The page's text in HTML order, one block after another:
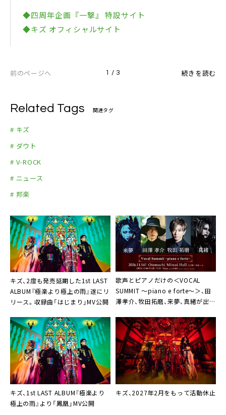
◆四周年企画『一撃』 特設サイト
◆キズ オフィシャルサイト
前のページへ 1 / 3 続きを読む
Related Tags 関連タグ
# キズ
# ダウト
# V-ROCK
# ニュース
# 邦楽
キズ、2度も発売延期した1st LAST
ALBUM『極楽より極上の雨』遂にリ
リース。収録曲「はじまり」MV公開
歌声とピアノだけの＜VOCAL
SUMMIT ～piano e forte～＞、田
澤孝介、牧田拓磨、来夢、真緒が出演
キズ、1st LAST ALBUM『極楽より
極上の雨』より「鳳凰」MV公開
キズ、2027年2月をもって活動休止